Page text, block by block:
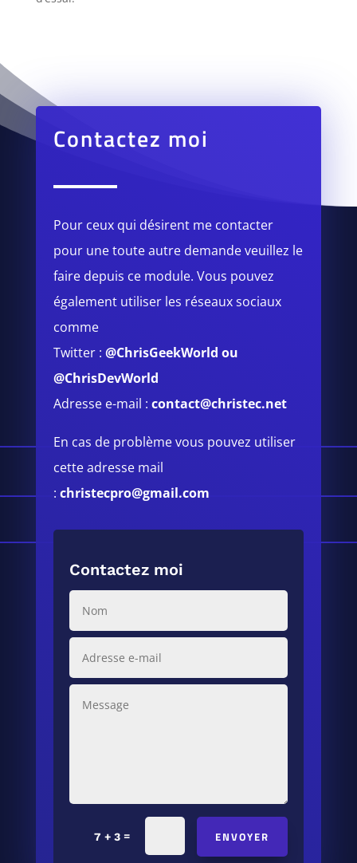
Contactez moi
Pour ceux qui désirent me contacter
pour une toute autre demande veuillez le
faire depuis ce module.Vous pouvez
également utiliser les réseaux sociaux
comme
Twitter :@ChrisGeekWorld ou
@ChrisDevWorld
Adresse e-mail :contact@christec.net
En cas de problème vous pouvez utiliser
cette adresse mail
:christecpro@gmail.com
Contactez moi
7 + 3= ENVOYER